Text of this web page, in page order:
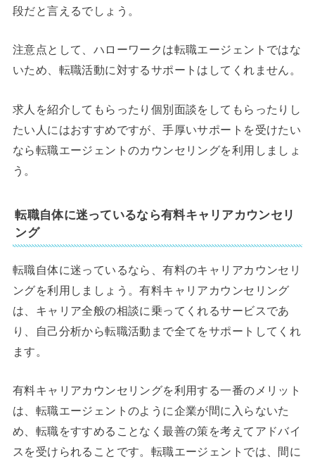
段だと言えるでしょう。
注意点として、ハローワークは転職エージェントではな
いため、転職活動に対するサポートはしてくれません。
求人を紹介してもらったり個別面談をしてもらったりし
たい人にはおすすめですが、手厚いサポートを受けたい
なら転職エージェントのカウンセリングを利用しましょ
う。
転職自体に迷っているなら有料キャリアカウンセリ
ング
転職自体に迷っているなら、有料のキャリアカウンセリ
ングを利用しましょう。有料キャリアカウンセリング
は、キャリア全般の相談に乗ってくれるサービスであ
り、自己分析から転職活動まで全てをサポートしてくれ
ます。
有料キャリアカウンセリングを利用する一番のメリット
は、転職エージェントのように企業が間に入らないた
め、転職をすすめることなく最善の策を考えてアドバイ
スを受けられることです。転職エージェントでは、間に